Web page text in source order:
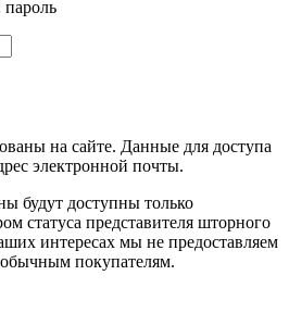
на сайте. Данные для доступа
электронной почты.
будут доступны только
статуса представителя шторного
интересах мы не предоставляем
покупателям.